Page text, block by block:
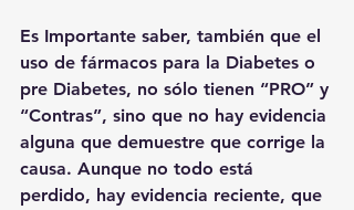
Es Importante saber, también que el
uso de fármacos para la Diabetes o
pre Diabetes, no sólo tienen “PRO” y
“Contras”, sino que no hay evidencia
alguna que demuestre que corrige la
causa. Aunque no todo está
perdido, hay evidencia reciente, que